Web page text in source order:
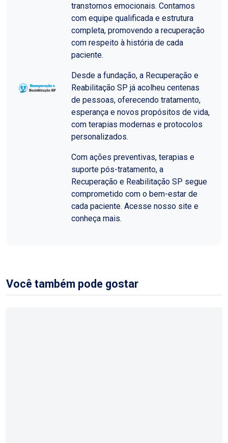
transtornos emocionais. Contamos
com equipe qualificada e estrutura
completa, promovendo a recuperação
com respeito à história de cada
paciente.
Desde a fundação, a Recuperação e
Reabilitação SP já acolheu centenas
de pessoas, oferecendo tratamento,
esperança e novos propósitos de vida,
com terapias modernas e protocolos
personalizados.
Com ações preventivas, terapias e
suporte pós-tratamento, a
Recuperação e Reabilitação SP segue
comprometido com o bem-estar de
cada paciente. Acesse nosso site e
conheça mais.
Você também pode gostar